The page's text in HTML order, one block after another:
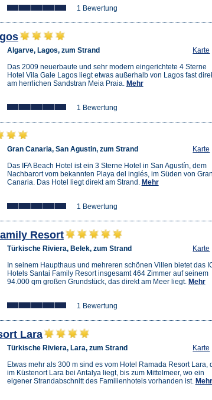
1 Bewertung
Karte
Algarve, Lagos, zum Strand
Das 2009 neuerbaute und sehr modern eingerichtete 4 Sterne
Hotel Vila Gale Lagos liegt etwas außerhalb von Lagos fast
am herrlichen Sandstran Meia Praia. Mehr
1 Bewertung
Karte
Gran Canaria, San Agustin, zum Strand
Das IFA Beach Hotel ist ein 3 Sterne Hotel in San Agustín, dem
Nachbarort vom bekannten Playa del inglés, im Süden von Gran
Canaria. Das Hotel liegt direkt am Strand. Mehr
1 Bewertung
Resort
Karte
Türkische Riviera, Belek, zum Strand
In seinem Haupthaus und mehreren schönen Villen bietet das
Hotels Santai Family Resort insgesamt 464 Zimmer auf seinem
94.000 qm großen Grundstück, das direkt am Meer liegt. Mehr
1 Bewertung
Lara
Karte
Türkische Riviera, Lara, zum Strand
Etwas mehr als 300 m sind es vom Hotel Ramada Resort Lara,
im Küstenort Lara bei Antalya liegt, bis zum Mittelmeer, wo ein
eigener Strandabschnitt des Familienhotels vorhanden ist. Mehr